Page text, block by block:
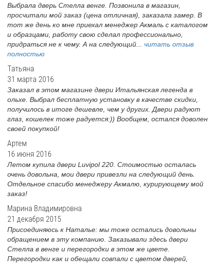
Выбрала дверь Стелла венге. Позвонила в магазин,
просчитали мой заказ (цена отличная), заказала замер. В
тот же день ко мне приехал менеджер Акмаль с каталогом
и образцами, работу свою сделал профессионально,
придраться не к чему. А на следующий... читать отзыв
полностью
Татьяна
31 марта 2016
Заказал в этом магазине двери Итальянская легенда в
ольхе. Выбрал бесплатную установку в качестве скидки,
получилось в итоге дешевле, чем у других. Двери радуют
глаз, кошелек тоже радуется:)) Вообщем, остался доволен
своей покупкой!
Артем
16 июня 2016
Летом купила двери Luvipol 220. Стоимостью осталась
очень довольна, мои двери привезли на следующий день.
Отдельное спасибо менеджеру Акмалю, курирующему мой
заказ!
Марина Владимировна
21 декабря 2015
Присоединяюсь к Наталье: мы тоже остались довольны
обращением в эту компанию. Заказывали здесь двери
Стелла в венге и перегородки в этом же цвете.
Перегородки как и обещали совпали с цветом дверей,